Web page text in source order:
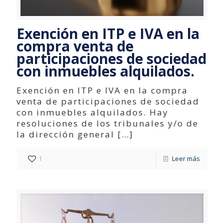
Exención en ITP e IVA en la
compra venta de
participaciones de sociedad
con inmuebles alquilados.
Exención en ITP e IVA en la compra
venta de participaciones de sociedad
con inmuebles alquilados. Hay
resoluciones de los tribunales y/o de
la dirección general […]
1 Leer más